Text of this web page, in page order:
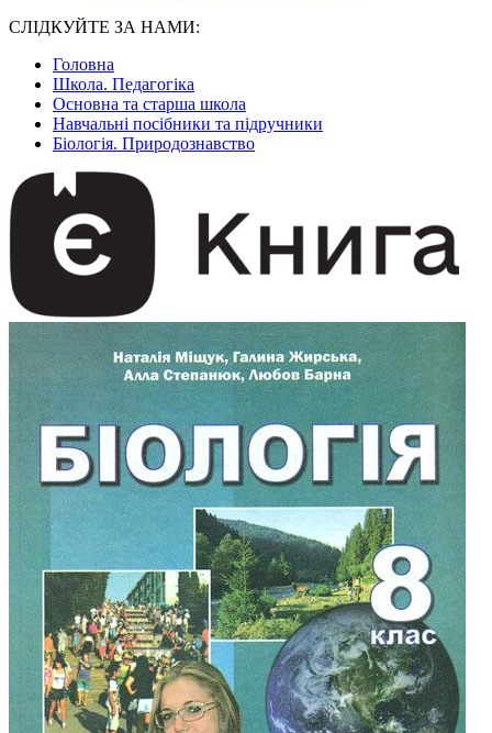
СЛІДКУЙТЕ ЗА НАМИ:
Головна
Школа. Педагогіка
Основна та старша школа
Навчальні посібники та підручники
Біологія. Природознавство